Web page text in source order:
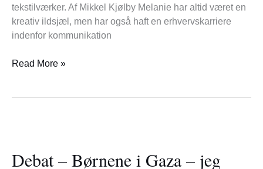
tekstilværker. Af Mikkel Kjølby Melanie har altid været en
kreativ ildsjæl, men har også haft en erhvervskarriere
indenfor kommunikation
Read More »
Debat – Børnene i Gaza – jeg
Børnene